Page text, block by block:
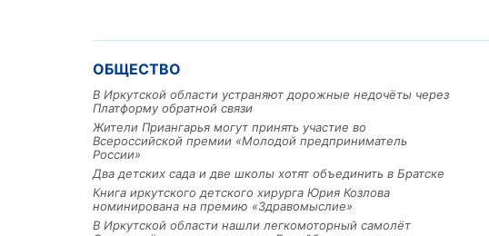
ОБЩЕСТВО
В Иркутской области устраняют дорожные недочёты через
Платформу обратной связи
Жители Приангарья могут принять участие во
Всероссийской премии «Молодой предприниматель
России»
Два детских сада и две школы хотят объединить в Братске
Книга иркутского детского хирурга Юрия Козлова
номинирована на премию «Здравомыслие»
В Иркутской области нашли легкомоторный самолёт